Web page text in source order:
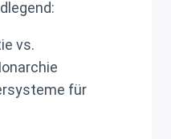
vs.
für